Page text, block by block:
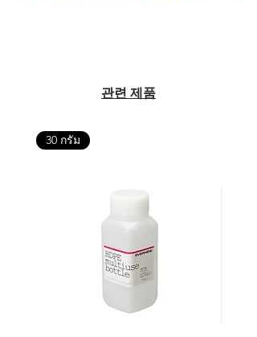
관련 제품
30 กรัม